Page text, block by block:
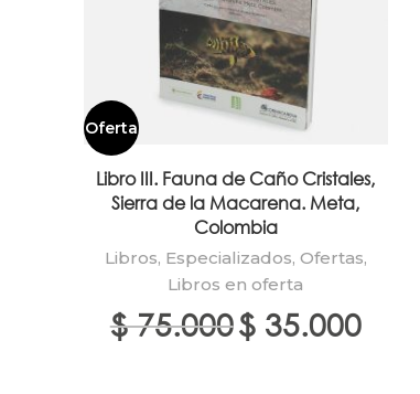
Oferta
Libro III. Fauna de Caño Cristales,
Sierra de la Macarena. Meta,
Colombia
Libros, Especializados, Ofertas,
Libros en oferta
$75.000 El
precio
$35.000El
precio